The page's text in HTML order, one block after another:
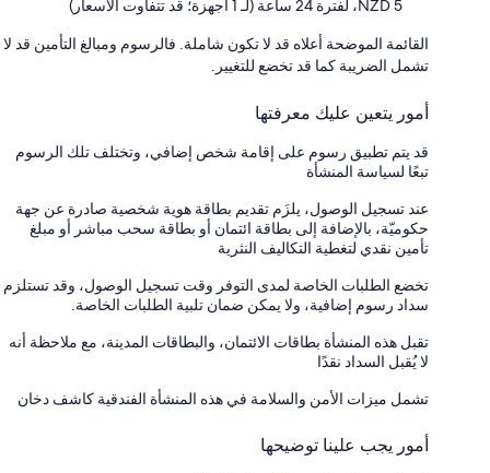
5 NZD، لفترة 24 ساعة (لـ 1 أجهزة؛ قد تتفاوت الأسعار)
القائمة الموضحة أعلاه قد لا تكون شاملة. فالرسوم ومبالغ التأمين قد لا
تشمل الضريبة كما قد تخضع للتغيير.
أمور يتعين عليك معرفتها
قد يتم تطبيق رسوم على إقامة شخص إضافي، وتختلف تلك الرسوم
تبعًا لسياسة المنشأة
عند تسجيل الوصول، يلزَم تقديم بطاقة هوية شخصية صادرة عن جهة
حكوميّة، بالإضافة إلى بطاقة ائتمان أو بطاقة سحب مباشر أو مبلغ
تأمين نقدي لتغطية التكاليف النثرية
تخضع الطلبات الخاصة لمدى التوفر وقت تسجيل الوصول، وقد تستلزم
سداد رسوم إضافية، ولا يمكن ضمان تلبية الطلبات الخاصة.
تقبل هذه المنشأة بطاقات الائتمان، والبطاقات المدينة، مع ملاحظة أنه
لا يُقبل السداد نقدًا
تشمل ميزات الأمن والسلامة في هذه المنشأة الفندقية كاشف دخان
أمور يجب علينا توضيحها